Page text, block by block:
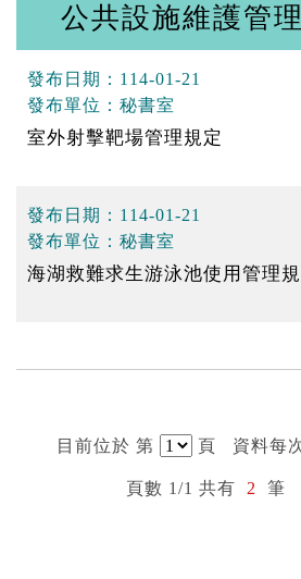
公共設施維護管
發布日期： 114-01-21
發布單位： 秘書室
室外射擊靶場管理規定
發布日期： 114-01-21
發布單位： 秘書室
海湖救難求生游泳池使用管理
目前位於 第 頁 資料每
頁數 1/1 共有 2 筆